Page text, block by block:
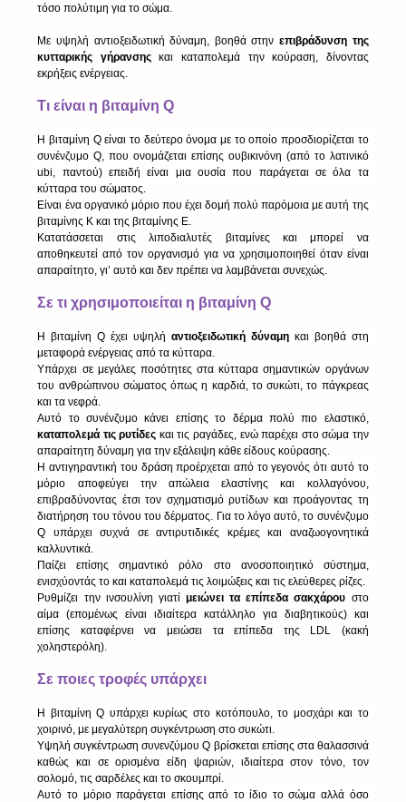
τόσο πολύτιμη για το σώμα.
Με υψηλή αντιοξειδωτική δύναμη, βοηθά στην επιβράδυνση της
κυτταρικής γήρανσης και καταπολεμά την κούραση, δίνοντας
εκρήξεις ενέργειας.
Τι είναι η βιταμίνη Q
Η βιταμίνη Q είναι το δεύτερο όνομα με το οποίο προσδιορίζεται το
συνένζυμο Q, που ονομάζεται επίσης ουβικινόνη (από το λατινικό
ubi, παντού) επειδή είναι μια ουσία που παράγεται σε όλα τα
κύτταρα του σώματος.
Είναι ένα οργανικό μόριο που έχει δομή πολύ παρόμοια με αυτή της
βιταμίνης Κ και της βιταμίνης Ε.
Κατατάσσεται στις λιποδιαλυτές βιταμίνες και μπορεί να
αποθηκευτεί από τον οργανισμό για να χρησιμοποιηθεί όταν είναι
απαραίτητο, γι’ αυτό και δεν πρέπει να λαμβάνεται συνεχώς.
Σε τι χρησιμοποιείται η βιταμίνη Q
Η βιταμίνη Q έχει υψηλή αντιοξειδωτική δύναμη και βοηθά στη
μεταφορά ενέργειας από τα κύτταρα.
Υπάρχει σε μεγάλες ποσότητες στα κύτταρα σημαντικών οργάνων
του ανθρώπινου σώματος όπως η καρδιά, το συκώτι, το πάγκρεας
και τα νεφρά.
Αυτό το συνένζυμο κάνει επίσης το δέρμα πολύ πιο ελαστικό,
καταπολεμά τις ρυτίδες και τις ραγάδες, ενώ παρέχει στο σώμα την
απαραίτητη δύναμη για την εξάλειψη κάθε είδους κούρασης.
Η αντιγηραντική του δράση προέρχεται από το γεγονός ότι αυτό το
μόριο αποφεύγει την απώλεια ελαστίνης και κολλαγόνου,
επιβραδύνοντας έτσι τον σχηματισμό ρυτίδων και προάγοντας τη
διατήρηση του τόνου του δέρματος. Για το λόγο αυτό, το συνένζυμο
Q υπάρχει συχνά σε αντιρυτιδικές κρέμες και αναζωογονητικά
καλλυντικά.
Παίζει επίσης σημαντικό ρόλο στο ανοσοποιητικό σύστημα,
ενισχύοντάς το και καταπολεμά τις λοιμώξεις και τις ελεύθερες ρίζες.
Ρυθμίζει την ινσουλίνη γιατί μειώνει τα επίπεδα σακχάρου στο
αίμα (επομένως είναι ιδιαίτερα κατάλληλο για διαβητικούς) και
επίσης καταφέρνει να μειώσει τα επίπεδα της LDL (κακή
χοληστερόλη).
Σε ποιες τροφές υπάρχει
Η βιταμίνη Q υπάρχει κυρίως στο κοτόπουλο, το μοσχάρι και το
χοιρινό, με μεγαλύτερη συγκέντρωση στο συκώτι.
Υψηλή συγκέντρωση συνενζύμου Q βρίσκεται επίσης στα θαλασσινά
καθώς και σε ορισμένα είδη ψαριών, ιδιαίτερα στον τόνο, τον
σολομό, τις σαρδέλες και το σκουμπρί.
Αυτό το μόριο παράγεται επίσης από το ίδιο το σώμα αλλά όσο